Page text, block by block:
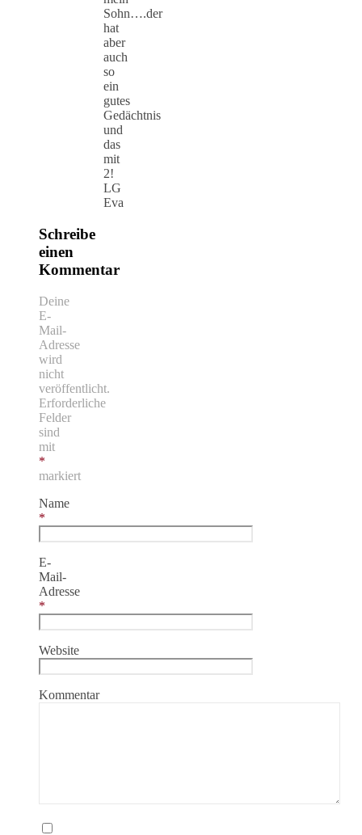
Sohn….der
hat
aber
auch
so
ein
gutes
Gedächtnis
und
das
mit
2!
LG
Eva
Schreibe
einen
Kommentar
Deine
E-
Mail-
Adresse
wird
nicht
veröffentlicht.
Erforderliche
Felder
sind
mit
*
markiert
Name
*
E-
Mail-
Adresse
*
Website
Kommentar